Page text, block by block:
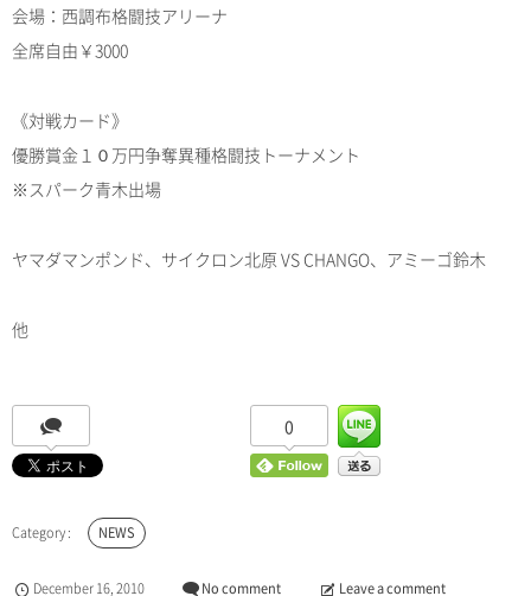
会場：西調布格闘技アリーナ
全席自由￥3000
《対戦カード》
優勝賞金１０万円争奪異種格闘技トーナメント
※スパーク青木出場
ヤマダマンポンド、サイクロン北原 VS CHANGO、アミーゴ鈴木
他
0
NEWS
December16,2010 No comment Leave a comment